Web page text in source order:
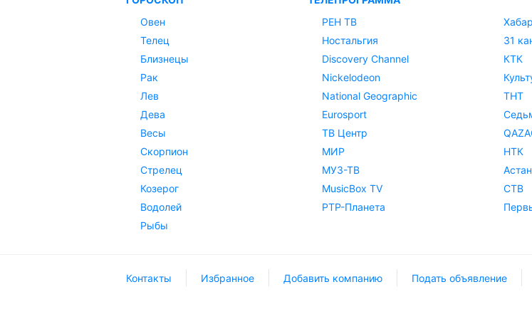
Овен
Телец
Близнецы
Рак
Лев
Дева
Весы
Скорпион
Стрелец
Козерог
Водолей
Рыбы
РЕН ТВ
Ностальгия
Discovery Channel
Nickelodeon
National Geographic
Eurosport
ТВ Центр
МИР
МУЗ-ТВ
MusicBox TV
РТР-Планета
Хабар
31
КТК
ТНТ
НТК
СТВ
Контакты Избранное Добавить компанию Подать объявление